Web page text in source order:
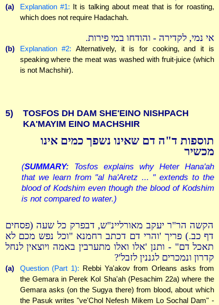
(a) Explanation #1: It is talking about meat that is for roasting,
which does not require Hadachah.
אי נמי, לקדירה - והודחו במי פירות.
(b) Explanation #2: Alternatively, it is for cooking, and it is
speaking where the meat was washed with fruit-juice (which
is not Machshir).
5)
TOSFOS DH DAM SHE'EINO NISHPACH
KA'MAYIM EINO MACHSHIR
תוספות ד"ה דם שאינו נשפך כמים אינו
מכשיר
(SUMMARY: Tosfos explains why Heter Hana'ah
that we learn from "al ha'Aretz ... " extends to the
blood of Kodshim even though the blood of Kodshim
is not compared to water.)
הקשה הר"ר יעקב מאורליינ"ש, דבפרק כל שעה (פסחים
דף כב.) פריך 'והרי דם דכתב רחמנא "וכל נפש מכם לא
תאכל דם" - ותנן 'אלו ואלו מתערבין באמה ויוצאין לנחל
קדרון ונמכרים לגננין לזבל'?
(a) Question (Part 1): Rebbi Ya'akov from Orleans asks from
the Gemara in Perek Kol Sha'ah (Pesachim 22a) where the
Gemara asks (on the Sugya there) from blood, about which
the Pasuk writes "ve'Chol Nefesh Mikem Lo Sochal Dam" -